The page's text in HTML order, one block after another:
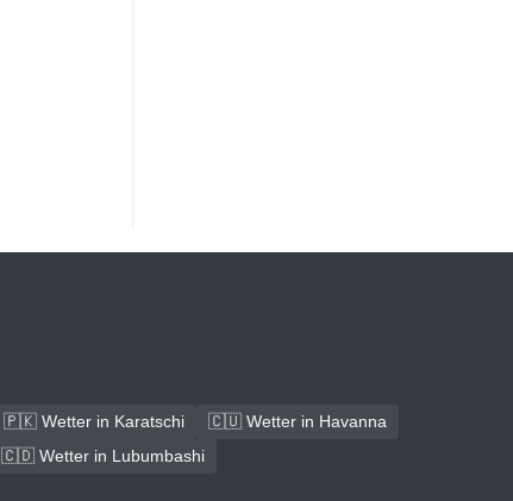
🇵🇰 Wetter in Karatschi
🇨🇺 Wetter in Havanna
🇨🇩 Wetter in Lubumbashi